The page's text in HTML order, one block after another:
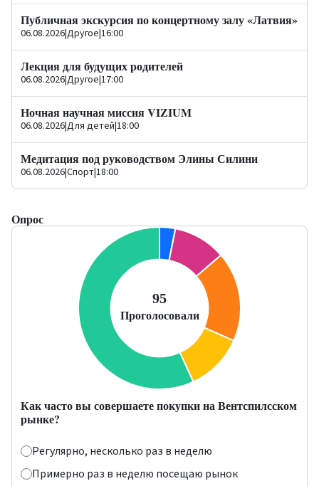
Публичная экскурсия по концертному залу «Латвия»
06.08.2026|Другое|16:00
Лекция для будущих родителей
06.08.2026|Другое|17:00
Ночная научная миссия VIZIUM
06.08.2026|Для детей|18:00
Медитация под руководством Элины Силини
06.08.2026|Спорт|18:00
Опрос
Как часто вы совершаете покупки на Вентспилсском
рынке?
Регулярно, несколько раз в неделю
Примерно раз в неделю посещаю рынок